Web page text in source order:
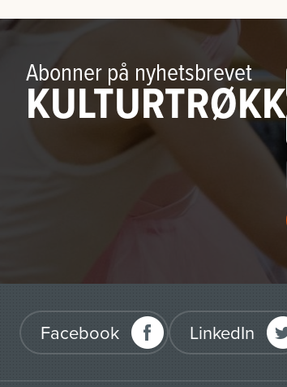
Abonner på nyhetsbrevet
KULTURTRØKK
Facebook LinkedIn